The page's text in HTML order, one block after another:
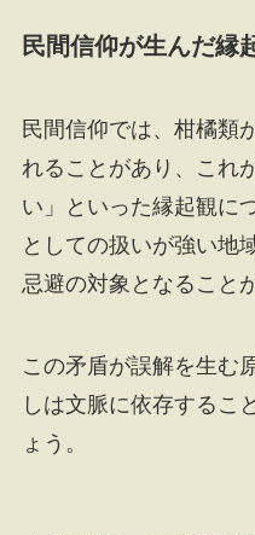
民間信仰が生んだ縁
民間信仰では、柑橘類
れることがあり、これ
い」といった縁起観に
としての扱いが強い地
忌避の対象となること
この矛盾が誤解を生む
しは文脈に依存するこ
ょう。